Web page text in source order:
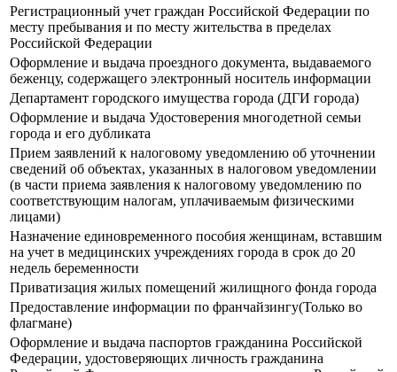
Регистрационный учет граждан Российской Федерации по
месту пребывания и по месту жительства в пределах
Российской Федерации
Оформление и выдача проездного документа, выдаваемого
беженцу, содержащего электронный носитель информации
Департамент городского имущества города (ДГИ города)
Оформление и выдача Удостоверения многодетной семьи
города и его дубликата
Прием заявлений к налоговому уведомлению об уточнении
сведений об объектах, указанных в налоговом уведомлении
(в части приема заявления к налоговому уведомлению по
соответствующим налогам, уплачиваемым физическими
лицами)
Назначение единовременного пособия женщинам, вставшим
на учет в медицинских учреждениях города в срок до 20
недель беременности
Приватизация жилых помещений жилищного фонда города
Предоставление информации по франчайзингу(Только во
флагмане)
Оформление и выдача паспортов гражданина Российской
Федерации, удостоверяющих личность гражданина